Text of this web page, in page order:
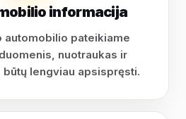
informacija
automobilio pateikiame
nuotraukas ir
lengviau apsispręsti.